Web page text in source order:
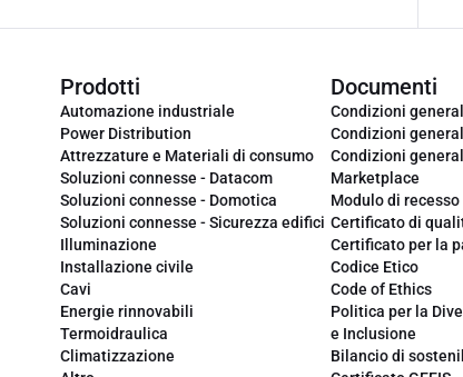
Prodotti
Automazione industriale
Power Distribution
Attrezzature e Materiali di consumo
Soluzioni connesse - Datacom
Soluzioni connesse - Domotica
Soluzioni connesse - Sicurezza edifici
Illuminazione
Installazione civile
Cavi
Energie rinnovabili
Termoidraulica
Climatizzazione
Documenti
Condizioni
Condizioni
Condizioni
Marketplace
Modulo di recesso
Certificato di
Certificato per la
Codice Etico
Code of Ethics
Politica per la
e Inclusione
Bilancio di